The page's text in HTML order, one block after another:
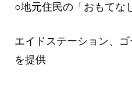
○地元住民の「おもてな
エイドステーション、
を提供